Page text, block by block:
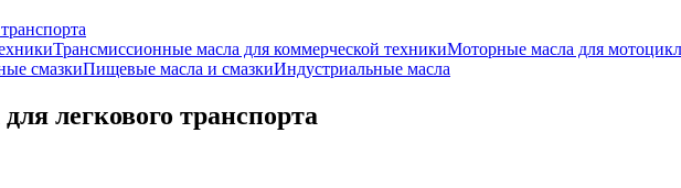
Трансмиссионные масла для коммерческой техникиМоторные масла для
смазкиПищевые масла и смазкиИндустриальные масла
легкового транспорта